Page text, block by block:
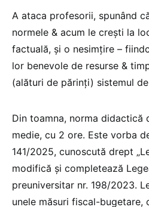
A ataca profesorii, spunând
normele & acum le crești la
factuală, și o nesimțire –
lor benevole de resurse &
(alături de părinți) sistemul
Din toamna, norma didactică
medie, cu 2 ore. Este vorba
141/2025, cunoscută drept
modifică și completează
preuniversitar nr. 198/2023.
unele măsuri fiscal-bugetare,